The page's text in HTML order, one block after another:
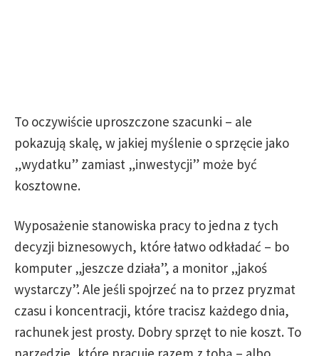
To oczywiście uproszczone szacunki – ale
pokazują skalę, w jakiej myślenie o sprzęcie jako
„wydatku” zamiast „inwestycji” może być
kosztowne.
Wyposażenie stanowiska pracy to jedna z tych
decyzji biznesowych, które łatwo odkładać – bo
komputer „jeszcze działa”, a monitor „jakoś
wystarczy”. Ale jeśli spojrzeć na to przez pryzmat
czasu i koncentracji, które tracisz każdego dnia,
rachunek jest prosty. Dobry sprzęt to nie koszt. To